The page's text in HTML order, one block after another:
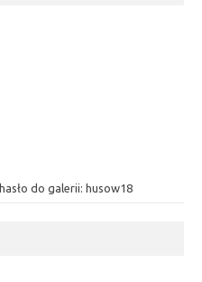
hasło do galerii: husow18